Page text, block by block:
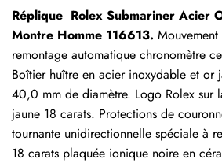
Réplique  Rolex Submariner Acier
Montre Homme 116613.
remontage automatique chronomètre
Boîtier huître en acier inoxydable et or
40,0 mm de diamètre. Logo Rolex sur
jaune 18 carats. Protections de
tournante unidirectionnelle spéciale à
18 carats plaquée ionique noire en